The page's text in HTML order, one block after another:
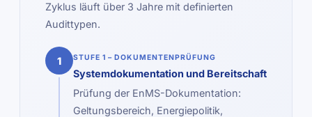
Zyklus läuft über 3 Jahre mit definierten
Audittypen.
1 STUFE 1 – DOKUMENTENPRÜFUNG
Systemdokumentation und Bereitschaft
Prüfung der EnMS-Dokumentation:
Geltungsbereich, Energiepolitik,